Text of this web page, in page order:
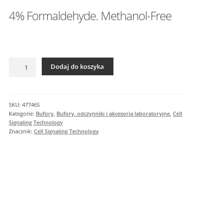
4% Formaldehyde. Methanol-Free
Free
Dodaj do koszyka
SKU:47746S
Kategorie: Bufory Bufory. odczynniki i akcesoria laboratoryjne ,Cell
Signaling Technology
Znacznik:Cell Signaling Technology